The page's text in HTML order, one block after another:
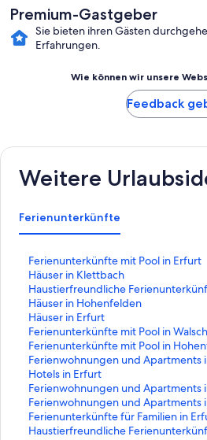
Premium-Gastgeber
Sie bieten ihren Gästen
Erfahrungen.
Wie können wir unsere
Feedback
Weitere
Ferienunterkünfte
Ferienunterkünfte mit Pool in Erfurt
L
i
n
k
,
d
e
r
d
i
e
f
o
Häuser in Klettbach
L
i
n
k
,
d
e
r
d
i
e
f
Haustierfreundliche
L
i
n
k
,
d
e
r
d
i
e
Häuser in Hohenfelden
L
i
n
k
,
d
e
r
d
i
Häuser in Erfurt
L
i
n
k
,
d
e
r
d
Ferienunterkünfte mit Pool in
L
i
n
k
,
d
e
r
Ferienunterkünfte mit Pool in
L
i
n
k
,
d
e
Ferienwohnungen und Apartments
L
i
n
k
,
d
Hotels in Erfurt
L
i
n
k
,
Ferienwohnungen und Apartments
L
i
n
k
Ferienwohnungen und Apartments
L
i
n
Ferienunterkünfte für Familien in
L
iHaustierfreundliche
L